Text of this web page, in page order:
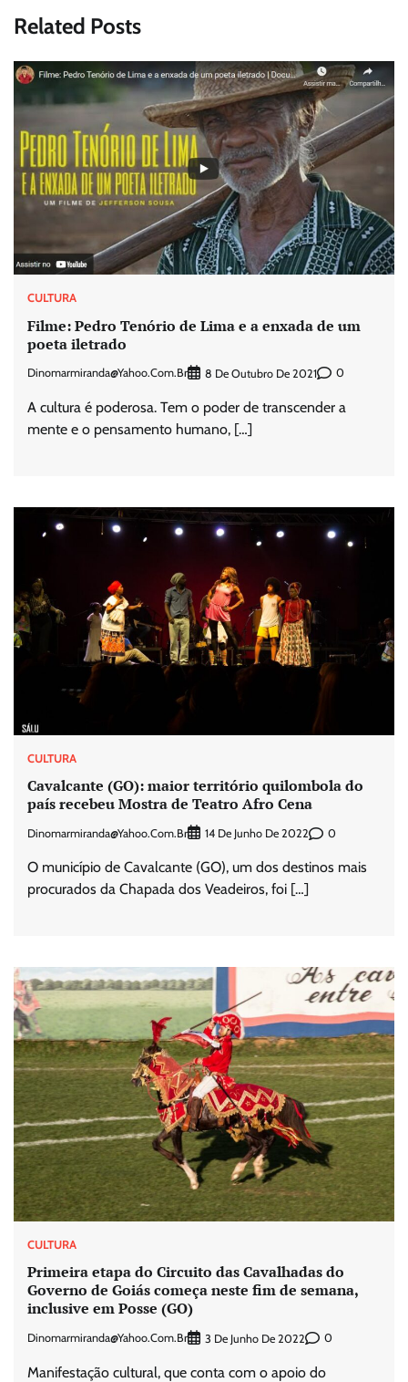
Related Posts
CULTURA
Filme: Pedro Tenório de Lima e a enxada de um
poeta iletrado
Dinomarmiranda@yahoo.com.br 8 De Outubro De 2021 0
A cultura é poderosa. Tem o poder de transcender a
mente e o pensamento humano, […]
CULTURA
Cavalcante (GO): maior território quilombola do
país recebeu Mostra de Teatro Afro Cena
Dinomarmiranda@yahoo.com.br 14 De Junho De 2022 0
O município de Cavalcante (GO), um dos destinos mais
procurados da Chapada dos Veadeiros, foi […]
CULTURA
Primeira etapa do Circuito das Cavalhadas do
Governo de Goiás começa neste fim de semana,
inclusive em Posse (GO)
Dinomarmiranda@yahoo.com.br 3 De Junho De 2022 0
Manifestação cultural, que conta com o apoio do